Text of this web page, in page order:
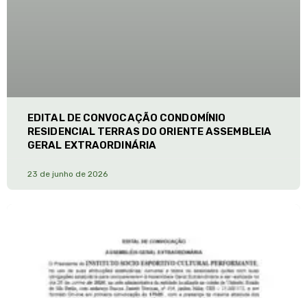
EDITAL DE CONVOCAÇÃO CONDOMÍNIO
RESIDENCIAL TERRAS DO ORIENTE ASSEMBLEIA
GERAL EXTRAORDINÁRIA
23 de junho de 2026